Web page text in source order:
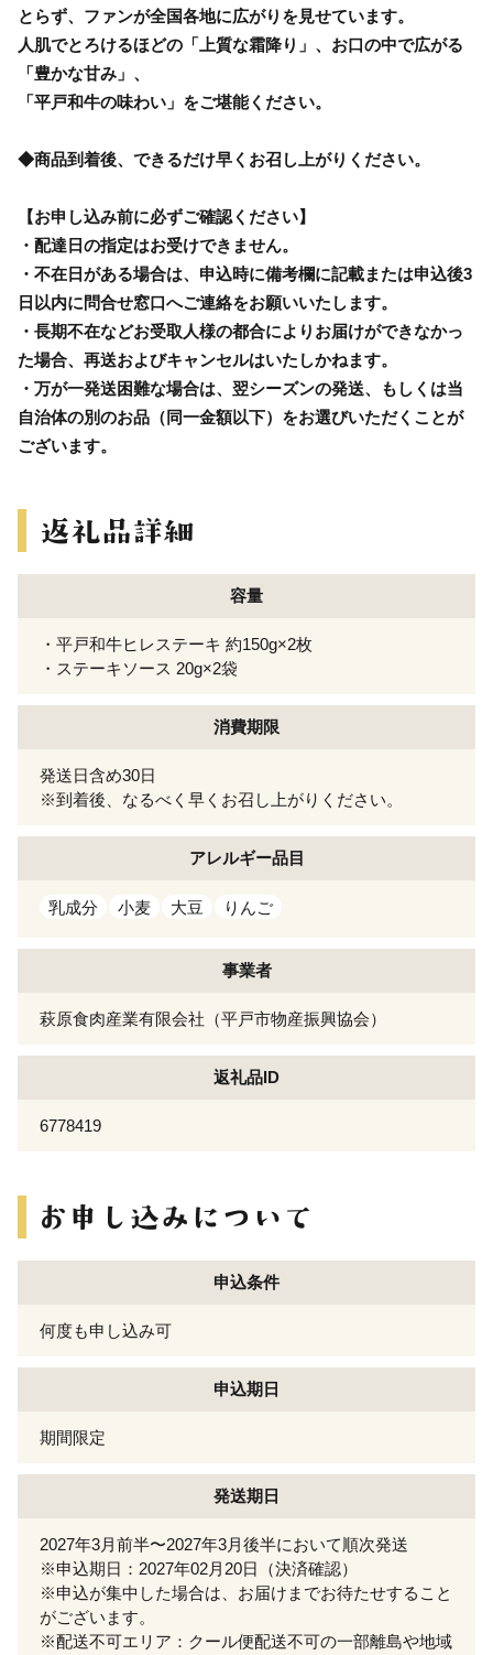
とらず、ファンが全国各地に広がりを見せています。
人肌でとろけるほどの「上質な霜降り」、お口の中で広がる
「豊かな甘み」、
「平戸和牛の味わい」をご堪能ください。
◆商品到着後、できるだけ早くお召し上がりください。
【お申し込み前に必ずご確認ください】
・配達日の指定はお受けできません。
・不在日がある場合は、申込時に備考欄に記載または申込後3
日以内に問合せ窓口へご連絡をお願いいたします。
・長期不在などお受取人様の都合によりお届けができなかっ
た場合、再送およびキャンセルはいたしかねます。
・万が一発送困難な場合は、翌シーズンの発送、もしくは当
自治体の別のお品（同一金額以下）をお選びいただくことが
ございます。
容量
・平戸和牛ヒレステーキ 約150g×2枚
・ステーキソース 20g×2袋
消費期限
発送日含め30日
※到着後、なるべく早くお召し上がりください。
アレルギー品目
乳成分 小麦 大豆 りんご
事業者
萩原食肉産業有限会社（平戸市物産振興協会）
返礼品ID
6778419
申込条件
何度も申し込み可
申込期日
期間限定
発送期日
2027年3月前半〜2027年3月後半において順次発送
※申込期日：2027年02月20日（決済確認）
※申込が集中した場合は、お届けまでお待たせすること
がございます。
※配送不可エリア：クール便配送不可の一部離島や地域